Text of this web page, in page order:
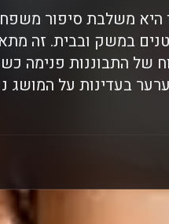
משלבת סיפור
במשק ובבית. זה
של התבוננות פנימה
בעדינות על המושג